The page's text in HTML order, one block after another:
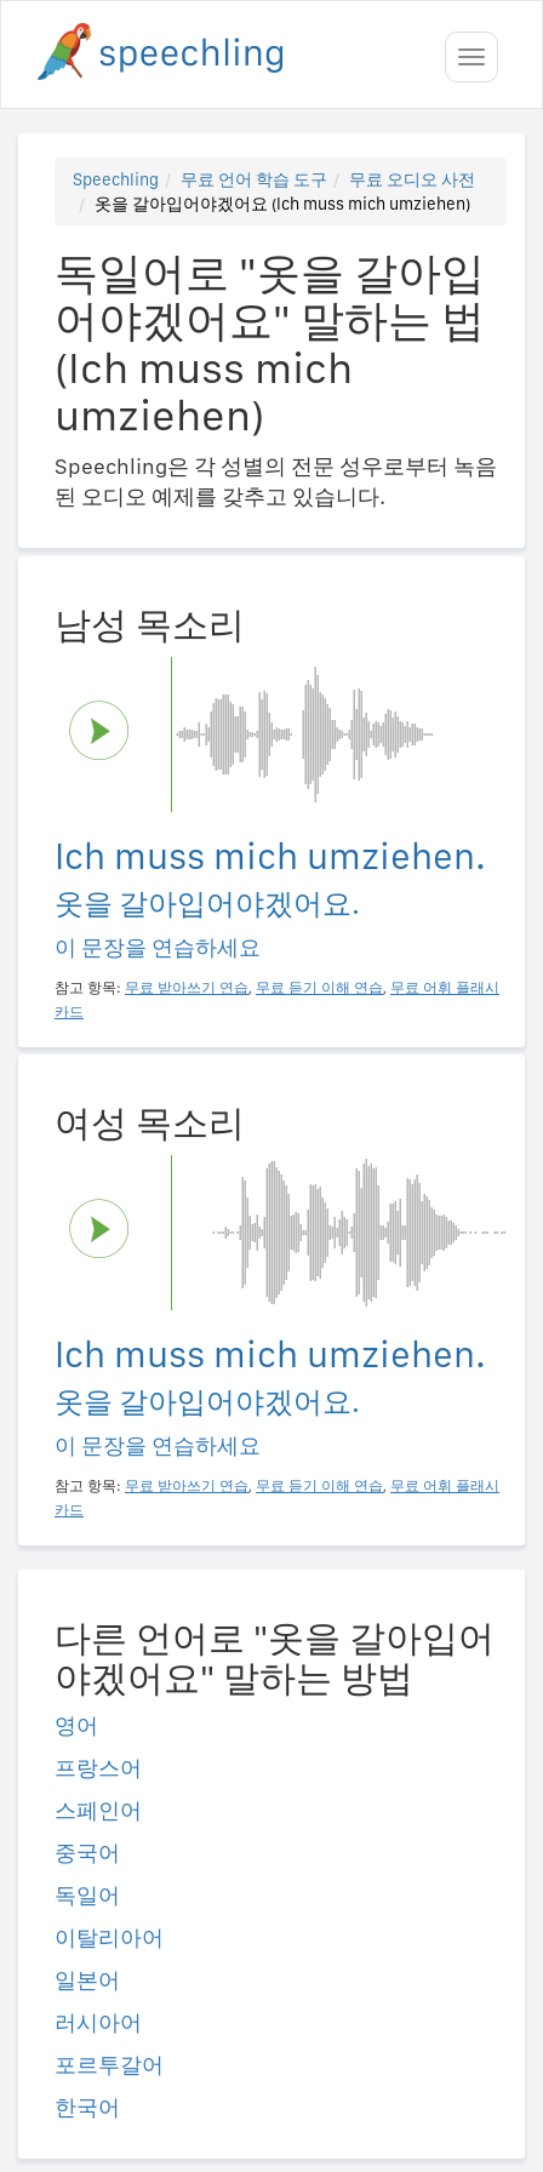
Toggle
Speechling 무료 언어 학습 도구
무료 오디오 사전
옷을 갈아입어야겠어요 (Ich muss mich umziehen)
독일어로 "옷을 갈아입
어야겠어요" 말하는 법
(Ich muss mich
umziehen)
Speechling은 각 성별의 전문 성우로부터 녹음
된 오디오 예제를 갖추고 있습니다.
남성 목소리
Ich muss mich umziehen.
옷을 갈아입어야겠어요.
이 문장을 연습하세요
참고 항목: 무료 받아쓰기 연습, 무료 듣기 이해 연습, 무료 어휘 플래시
카드
여성 목소리
Ich muss mich umziehen.
옷을 갈아입어야겠어요.
이 문장을 연습하세요
참고 항목: 무료 받아쓰기 연습, 무료 듣기 이해 연습, 무료 어휘 플래시
카드
다른 언어로 "옷을 갈아입어
야겠어요" 말하는 방법
영어
프랑스어
스페인어
중국어
독일어
이탈리아어
일본어
러시아어
포르투갈어
한국어